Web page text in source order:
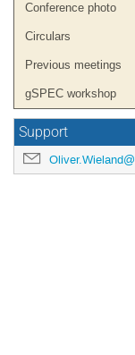
Conference photo
Circulars
Previous meetings
gSPEC workshop
Support